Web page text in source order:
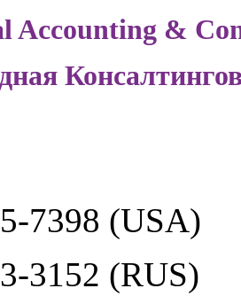
Accounting &
7398 (USA)
3152 (RUS)